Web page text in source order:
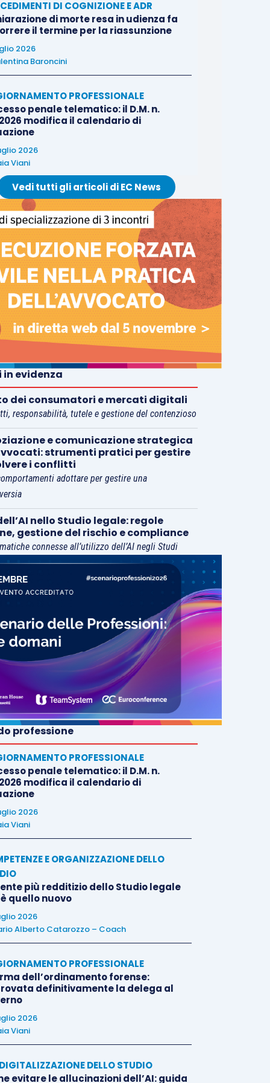
DI COGNIZIONE E ADR
di morte resa in udienza fa
il termine per la riassunzione
2026
Baroncini
PROFESSIONALE
penale telematico: il D.M. n.
modifica il calendario di
2026
Viani
Vedi tutti gli articoli di EC News
in evidenza
dei consumatori e mercati digitali
responsabilità, tutele e gestione del contenzioso
e comunicazione strategica
strumenti pratici per gestire
i conflitti
adottare per gestire una
nello Studio legale: regole
gestione del rischio e compliance
connesse all’utilizzo dell’AI negli Studi
professione
PROFESSIONALE
penale telematico: il D.M. n.
modifica il calendario di
2026
Viani
E ORGANIZZAZIONE DELLO
più redditizio dello Studio legale
quello nuovo
2026
Alberto Catarozzo – Coach
PROFESSIONALE
dell’ordinamento forense:
definitivamente la delega al
2026
Viani
DELLO STUDIO
evitare le allucinazioni dell’AI: guida